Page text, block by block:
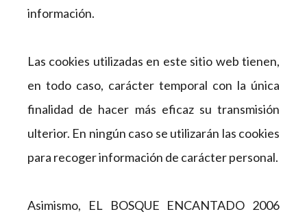
información.
Las cookies utilizadas en este sitio web tienen,
en todo caso, carácter temporal con la única
finalidad de hacer más eficaz su transmisión
ulterior. En ningún caso se utilizarán las cookies
para recoger información de carácter personal.
Asimismo, EL BOSQUE ENCANTADO 2006